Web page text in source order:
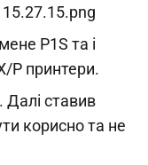
P1S та і
P принтери.
Далі ставив
корисно та не